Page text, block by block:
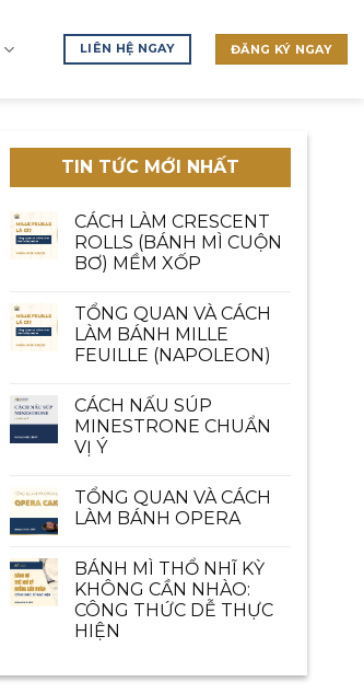
LIÊN HỆ NGAY ĐĂNG KÝ NGAY
TIN TỨC MỚI NHẤT
CÁCH LÀM CRESCENT
ROLLS (BÁNH MÌ CUỘN
BƠ) MỀM XỐP
TỔNG QUAN VÀ CÁCH
LÀM BÁNH MILLE
FEUILLE (NAPOLEON)
CÁCH NẤU SÚP
MINESTRONE CHUẨN
VỊ Ý
TỔNG QUAN VÀ CÁCH
LÀM BÁNH OPERA
BÁNH MÌ THỔ NHĨ KỲ
KHÔNG CẦN NHÀO:
CÔNG THỨC DỄ THỰC
HIỆN